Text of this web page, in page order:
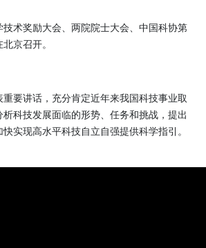
术奖励大会、两院院士大会、中国科协第
京召开。
讲话，充分肯定近年来我国科技事业取
科技发展面临的形势、任务和挑战，提出
实现高水平科技自立自强提供科学指引。